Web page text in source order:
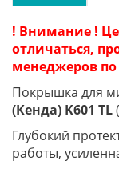
! Внимание !
отличаться,
менеджеров
Покрышка для
(Кенда) K601 TL
Глубокий
работы,